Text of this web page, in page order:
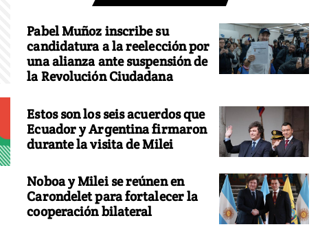
Pabel Muñoz inscribe su
candidatura a la reelección por
una alianza ante suspensión de
la Revolución Ciudadana
Estos son los seis acuerdos que
Ecuador y Argentina firmaron
durante la visita de Milei
Noboa y Milei se reúnen en
Carondelet para fortalecer la
cooperación bilateral